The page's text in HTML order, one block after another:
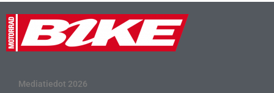
Mediatiedot 2026